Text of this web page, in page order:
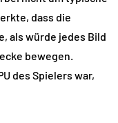
dass die
als würde jedes Bild
bewegen.
des Spielers war,